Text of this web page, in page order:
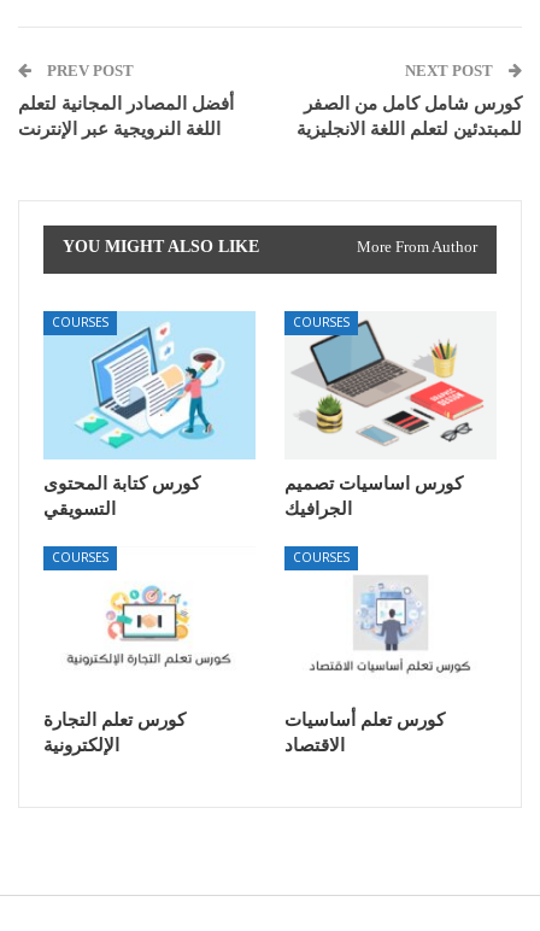
PREV POST
أفضل المصادر المجانية لتعلم
اللغة النرويجية عبر الإنترنت
NEXT POST
كورس شامل كامل من الصفر
للمبتدئين لتعلم اللغة الانجليزية
YOU MIGHT ALSO LIKE More From Author
COURSES
كورس كتابة المحتوى
التسويقي
COURSES
كورس اساسيات تصميم
الجرافيك
COURSES
كورس تعلم التجارة
الإلكترونية
COURSES
كورس تعلم أساسيات
الاقتصاد